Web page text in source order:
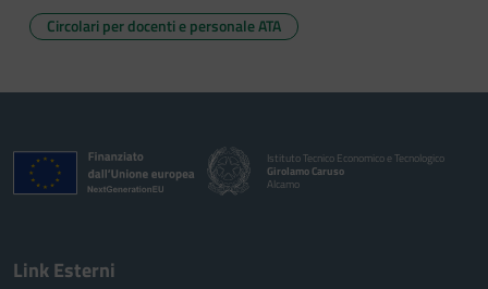
Circolari per docenti e personale ATA
Istituto Tecnico Economico e Tecnologico
Girolamo Caruso
Alcamo
Link Esterni